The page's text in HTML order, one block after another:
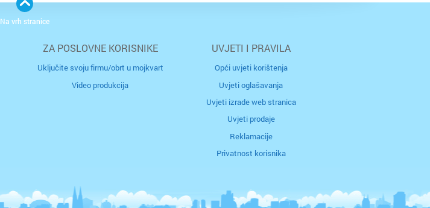
ZA POSLOVNE KORISNIKE
Uključite svoju firmu/obrt u mojkvart
Video produkcija
UVJETI I PRAVILA
Opći uvjeti korištenja
Uvjeti oglašavanja
Uvjeti izrade web stranica
Uvjeti prodaje
Reklamacije
Privatnost korisnika
Na vrh stranice